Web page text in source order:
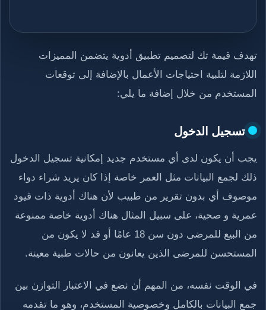
تهدف قيمة تك لتصميم تطبيق أدوية يتضمن المميزات
اللازمة لتلبية احتياجات الأعمال بالإضافة إلى توقعات
المستخدم من خلال إضافة ما يلي:
تسجيل الدخول
يجب أن يكون لدى أي مستخدم جديد إمكانية تسجيل الدخول
ذلك لجمع البيانات مثل العمر خاصة إذا كان يريد شراء دواء
موصوف أي بدون تقرير من طبيب لأن هناك أدوية ذات قيود
عمرية و صحية، على سبيل المثال هناك أدوية خاصة ممنوعة
من البيع للمرضى دون سن 18 عامًا أو قد لا يكون من
المستحسن للمرضى الذين يعانون من حالات طبية معينة.
في الوقت نفسه، من المهم أن نضع في الاعتبار التوازن بين
جمع البيانات بالكامل وخصوصية المستخدم، وهو ما تقدمه